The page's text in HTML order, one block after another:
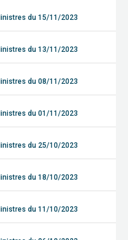
du 15/11/2023
du 13/11/2023
du 08/11/2023
du 01/11/2023
du 25/10/2023
du 18/10/2023
du 11/10/2023